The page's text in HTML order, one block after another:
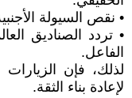
• نقص السيولة
• تردد الصناديق
الفاعل.
لذلك، فإن
لإعادة بناء الثقة.